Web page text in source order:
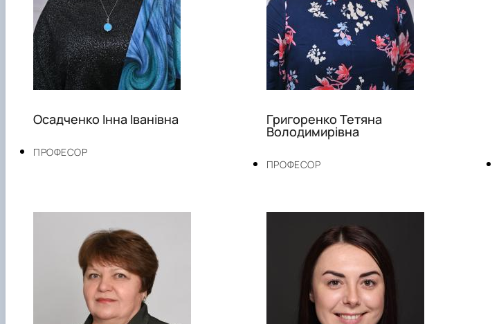
ПРОФЕСОР
Осадченко Інна Іванівна
ПРОФЕСОР
Григоренко Тетяна
Володимирівна